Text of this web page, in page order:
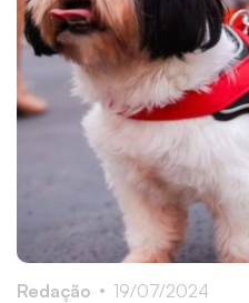
Redação 19/07/2024